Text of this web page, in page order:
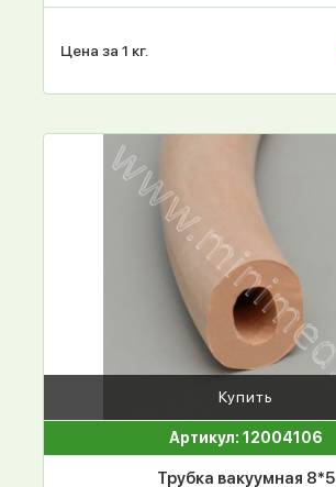
Цена за 1 кг.
Купить
Артикул: 12004106
Трубка вакуумная 8*5